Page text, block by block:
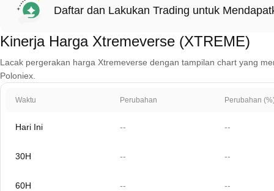
Daftar dan Lakukan Trading untuk
Kinerja Harga Xtremeverse (XTREME)
Lacak pergerakan harga Xtremeverse dengan tampilan chart yang
Poloniex.
Waktu Perubahan Perubahan
Hari Ini -- --
30H -- --
60H -- --